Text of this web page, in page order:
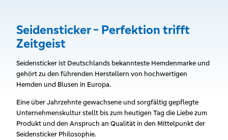
Seidensticker - Perfektion trifft
Zeitgeist
Seidensticker ist Deutschlands bekannteste Hemdenmarke und
gehört zu den führenden Herstellern von hochwertigen
Hemden und Blusen in Europa.
Eine über Jahrzehnte gewachsene und sorgfältig gepflegte
Unternehmenskultur stellt bis zum heutigen Tag die Liebe zum
Produkt und den Anspruch an Qualität in den Mittelpunkt der
Seidensticker Philosophie.